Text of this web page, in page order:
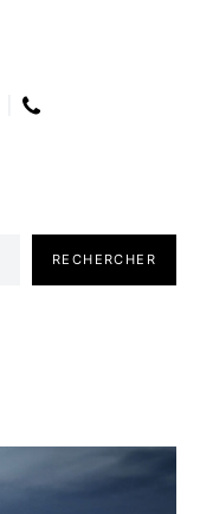
RECHERCHER